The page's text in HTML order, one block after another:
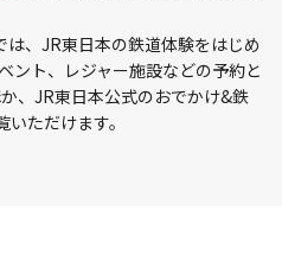
は、JR東日本の鉄道体験をはじめ
ント、レジャー施設などの予約と
、JR東日本公式のおでかけ&鉄
いただけます。